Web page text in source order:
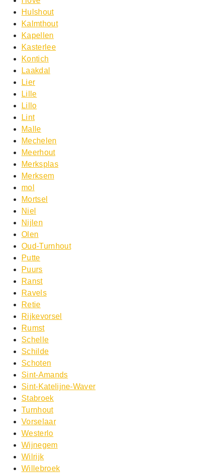
Hulshout
Kalmthout
Kapellen
Kasterlee
Kontich
Laakdal
Lier
Lille
Lillo
Lint
Malle
Mechelen
Meerhout
Merksplas
Merksem
mol
Mortsel
Niel
Nijlen
Olen
Oud-Turnhout
Putte
Puurs
Ranst
Ravels
Retie
Rijkevorsel
Rumst
Schelle
Schilde
Schoten
Sint-Amands
Sint-Katelijne-Waver
Stabroek
Turnhout
Vorselaar
Westerlo
Wijnegem
Wilrijk
Willebroek